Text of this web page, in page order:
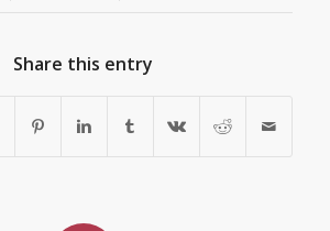
Share this entry